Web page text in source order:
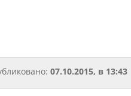
07.10.2015, в 13:43